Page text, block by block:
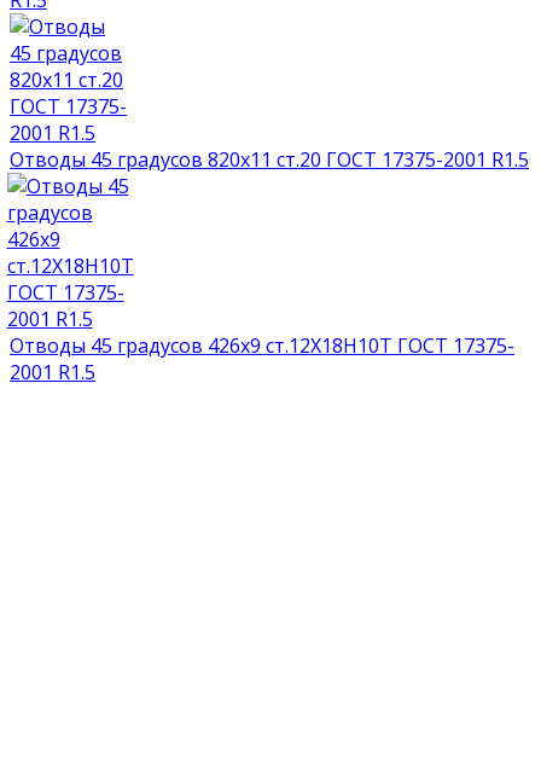
Отводы 45 градусов 820х11 ст.20 ГОСТ 17375-2001 R1.5
Отводы 45 градусов 426х9 ст.12Х18Н10Т ГОСТ 17375-
2001 R1.5